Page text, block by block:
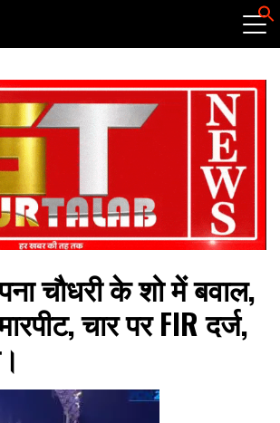
चौधरी के शो में बवाल,
चार पर FIR दर्ज,